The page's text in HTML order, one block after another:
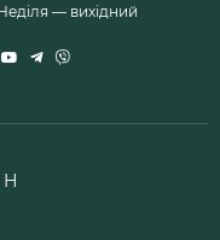
— вихідний